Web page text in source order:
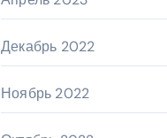
Декабрь 2022
Ноябрь 2022